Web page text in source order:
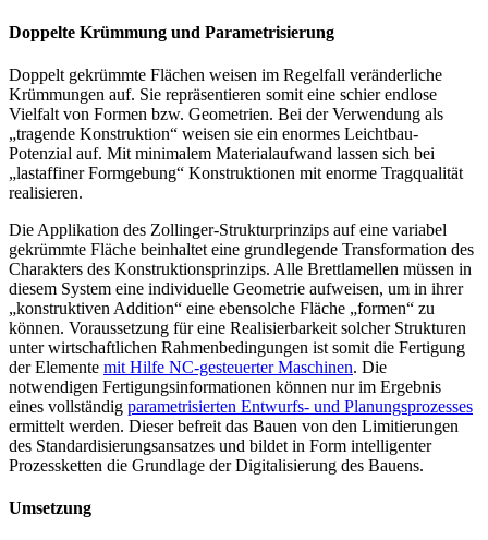
Doppelte Krümmung und Parametrisierung
Doppelt gekrümmte Flächen weisen im Regelfall veränderliche
Krümmungen auf. Sie repräsentieren somit eine schier endlose
Vielfalt von Formen bzw. Geometrien. Bei der Verwendung als
„tragende Konstruktion“ weisen sie ein enormes Leichtbau-
Potenzial auf. Mit minimalem Materialaufwand lassen sich bei
„lastaffiner Formgebung“ Konstruktionen mit enorme Tragqualität
realisieren.
Die Applikation des Zollinger-Strukturprinzips auf eine variabel
gekrümmte Fläche beinhaltet eine grundlegende Transformation des
Charakters des Konstruktionsprinzips. Alle Brettlamellen müssen in
diesem System eine individuelle Geometrie aufweisen, um in ihrer
„konstruktiven Addition“ eine ebensolche Fläche „formen“ zu
können. Voraussetzung für eine Realisierbarkeit solcher Strukturen
unter wirtschaftlichen Rahmenbedingungen ist somit die Fertigung
der Elemente mit Hilfe NC-gesteuerter Maschinen. Die
notwendigen Fertigungsinformationen können nur im Ergebnis
eines vollständig parametrisierten Entwurfs- und Planungsprozesses
ermittelt werden. Dieser befreit das Bauen von den Limitierungen
des Standardisierungsansatzes und bildet in Form intelligenter
Prozessketten die Grundlage der Digitalisierung des Bauens.
Umsetzung